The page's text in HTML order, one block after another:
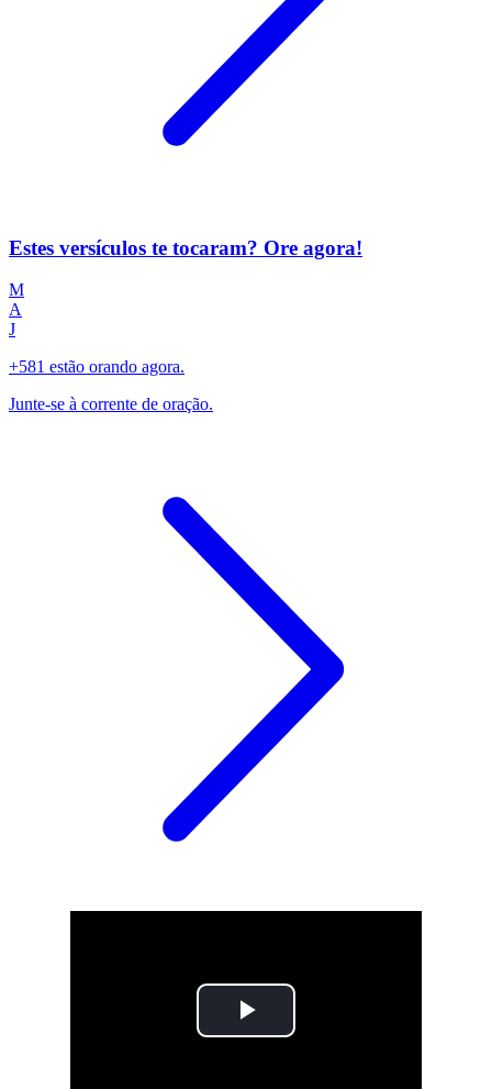
Estes versículos te tocaram? Ore agora!
M
A
J
+581 estão orando agora.
Junte-se à corrente de oração.